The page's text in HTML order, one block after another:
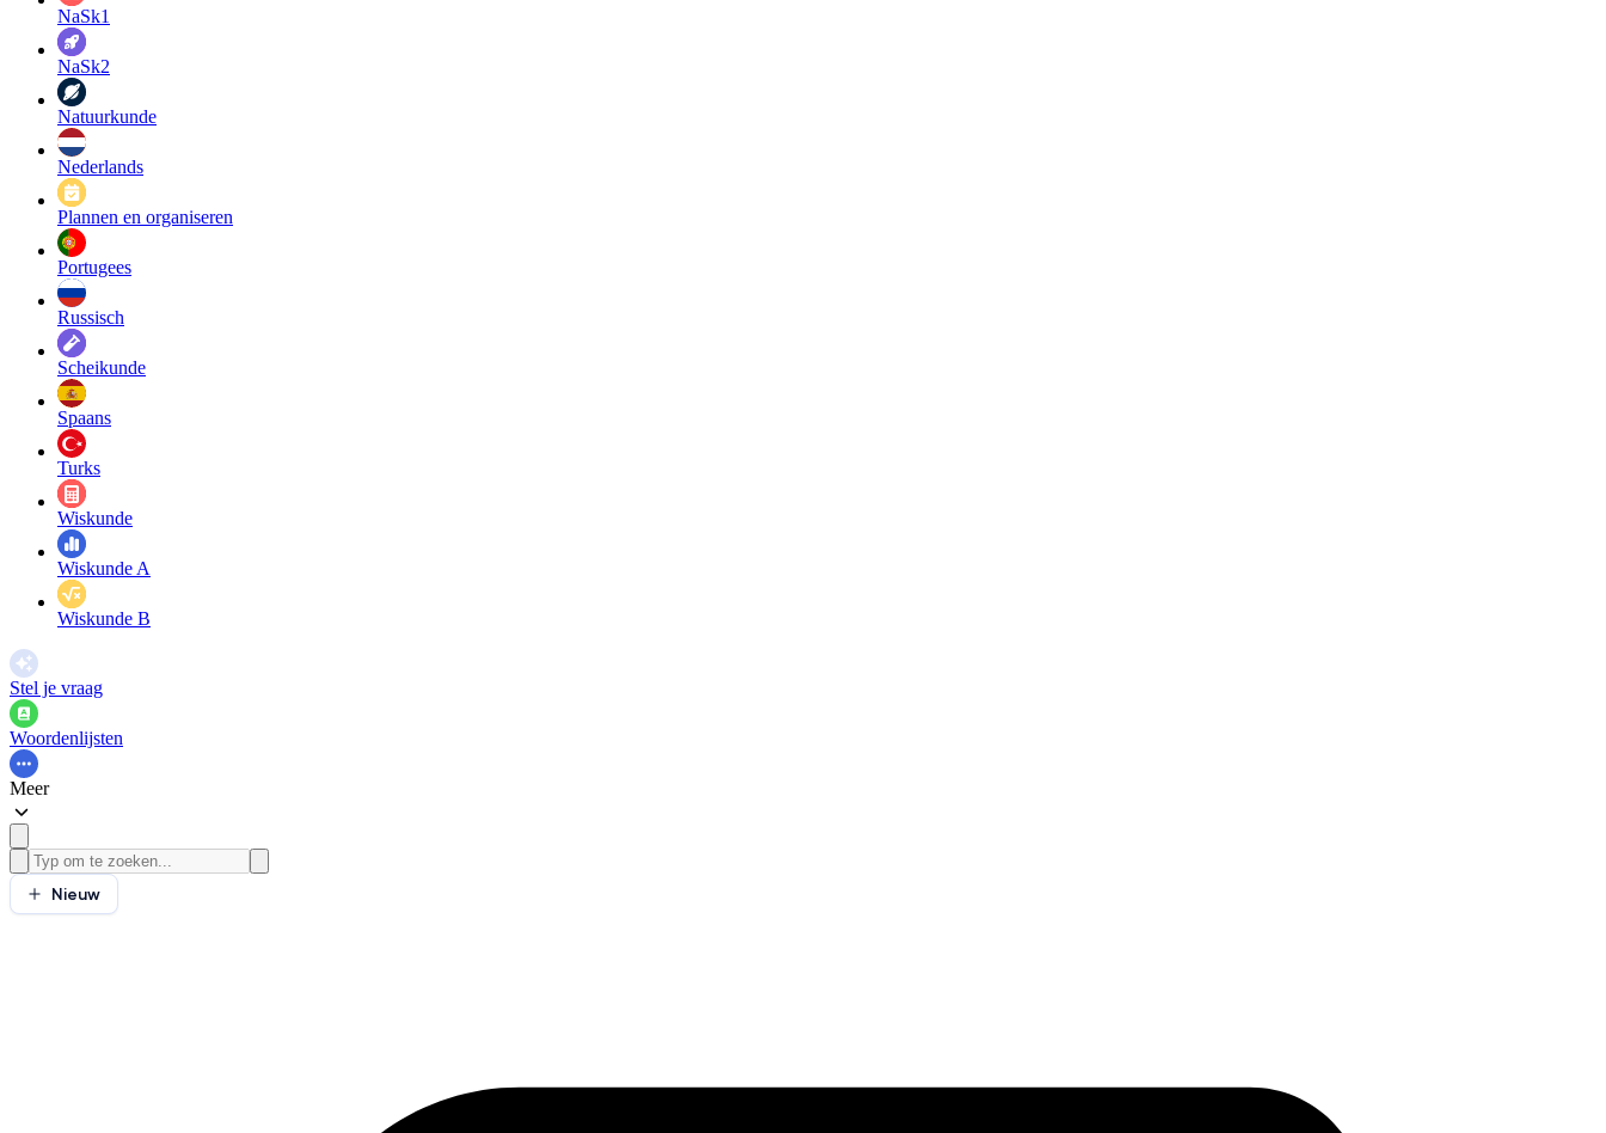
NaSk1
NaSk2
Natuurkunde
Nederlands
Plannen en organiseren
Portugees
Russisch
Scheikunde
Spaans
Turks
Wiskunde
Wiskunde A
Wiskunde B
Stel je vraag
Woordenlijsten
Meer
Nieuw